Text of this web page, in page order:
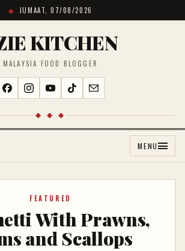
JUMAAT, 07/08/2026
KITCHEN
MALAYSIA FOOD BLOGGER
◆ ◆ ◆
MENU
FEATURED
With Prawns,
and Scallops